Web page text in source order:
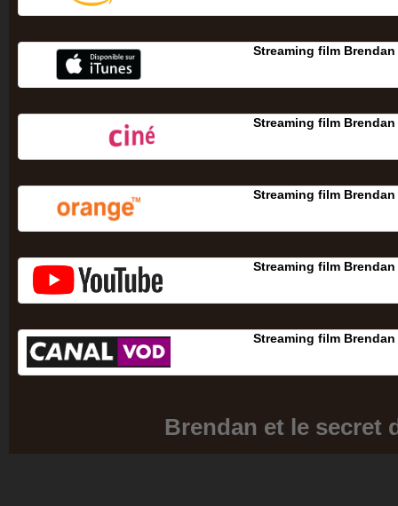
Streaming film
Streaming film
Streaming film
Streaming film
Streaming film
Brendan et le secret